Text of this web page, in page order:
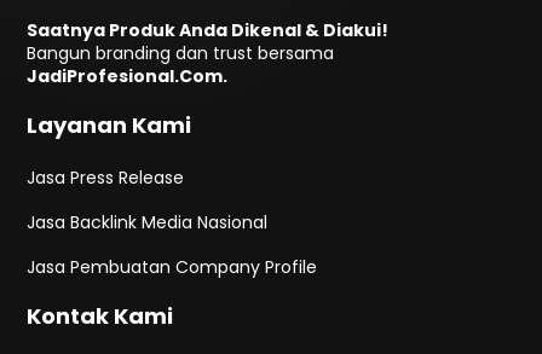
Saatnya Produk Anda Dikenal & Diakui!
Bangun branding dan trust bersama
JadiProfesional.Com.
Layanan Kami
Jasa Press Release
Jasa Backlink Media Nasional
Jasa Pembuatan Company Profile
Kontak Kami